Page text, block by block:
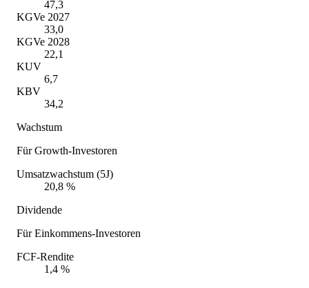
47,3
KGVe 2027
33,0
KGVe 2028
22,1
KUV
6,7
KBV
34,2
Wachstum
Für Growth-Investoren
Umsatzwachstum (5J)
20,8 %
Dividende
Für Einkommens-Investoren
FCF-Rendite
1,4 %